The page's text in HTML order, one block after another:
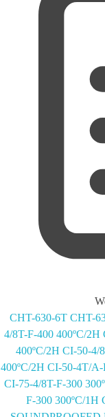
CHT-630-6T CHT-
4/8T-F-400 400ºC/2H
400ºC/2H CI-50-4/
400ºC/2H CI-50-4T/A-
CI-75-4/8T-F-300
F-300 300ºC/1H